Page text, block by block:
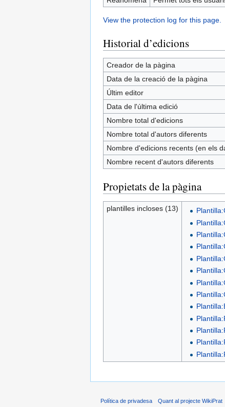
View the protection log for this page.
Historial d’edicions
Creador de la pàgina
Data de la creació de la pàgina
Últim editor
Data de l'última edició
Nombre total d'edicions
Nombre total d'autors diferents
Nombre d'edicions recents (en els
Nombre recent d'autors diferents
Propietats de la pàgina
plantilles incloses (13)
Política de privadesa Quant al projecte WikiPrat